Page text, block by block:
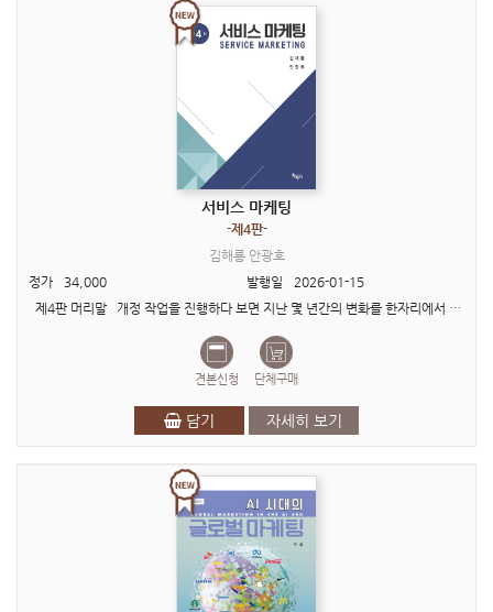
서비스 마케팅
-제4판-
김해룡 안광호
정가
34,000 발행일
2026-01-15
제4판 머리말 개정 작업을 진행하다 보면 지난 몇 년간의 변화를 한자리에서 돌아보는 소중한 기회를 갖게 된다. 마주해보니 지난 <3판>에서 다루었던 디지털 환경변화가 무색할..
견본신청 단체구매
담기 자세히 보기